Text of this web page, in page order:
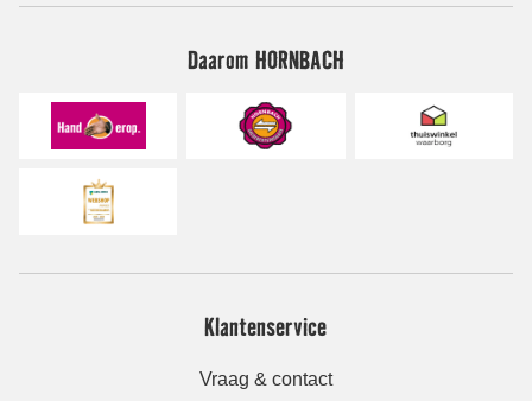
Daarom HORNBACH
Klantenservice
Vraag & contact